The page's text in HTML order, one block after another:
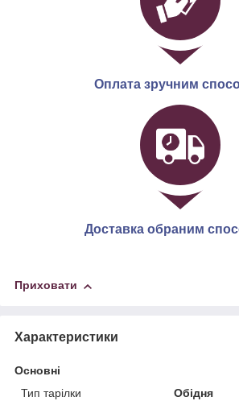
Оплата зручним
Доставка обраним
Приховати
Характеристики
Основні
Тип тарілки
Обідня